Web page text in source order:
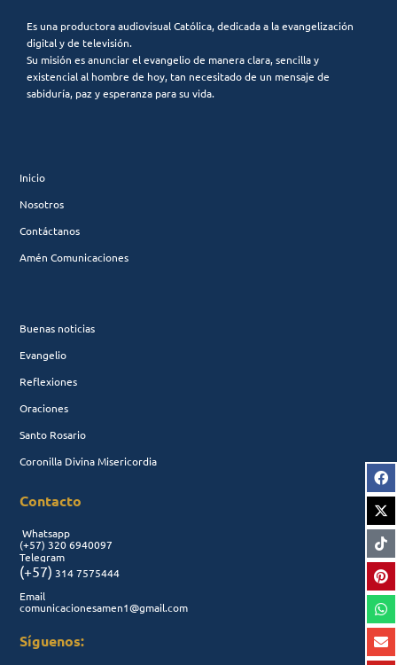
Es una productora audiovisual Católica, dedicada a la evangelización
digital y de televisión.
Su misión es anunciar el evangelio de manera clara, sencilla y
existencial al hombre de hoy, tan necesitado de un mensaje de
sabiduría, paz y esperanza para su vida.
Inicio
Nosotros
Contáctanos
Amén Comunicaciones
Buenas noticias
Evangelio
Reflexiones
Oraciones
Santo Rosario
Coronilla Divina Misericordia
Contacto
Whatsapp
(+57) 320 6940097
Telegram
(+57) 314 7575444
Email
comunicacionesamen1@gmail.com
Síguenos: